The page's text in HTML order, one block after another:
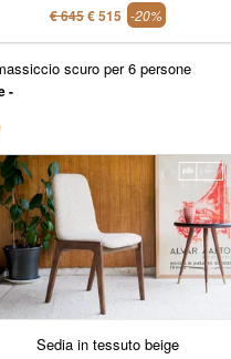
scuro per 6 persone
€ 645€ 515 -20%
Sedia in tessuto beige